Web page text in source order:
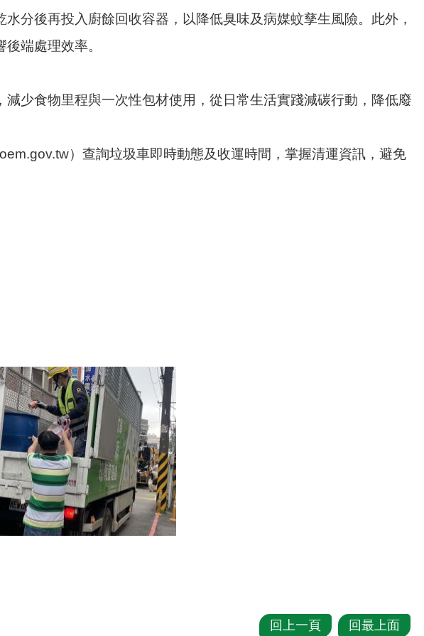
分後再投入廚餘回收容器，以降低臭味及病媒蚊孳生風險。此外，
端處理效率。
少食物里程與一次性包材使用，從日常生活實踐減碳行動，降低廢
）查詢垃圾車即時動態及收運時間，掌握清運資訊，避免
回上一頁 回最上面